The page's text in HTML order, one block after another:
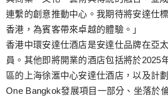
連繫的創意推動中心。我期待將安達仕
香港，為賓客帶來卓越的體驗。」
香港中環安達仕酒店是安達仕品牌在亞
員。其他即將開業的酒店包括將於2025
區的上海徐滙中心安達仕酒店，以及計
One Bangkok發展項目一部分、坐落於